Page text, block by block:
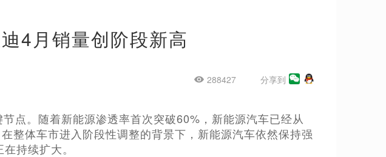
4月销量创阶段新高
288427 分享到
点。随着新能源渗透率首次突破60%，新能源汽车已经从
整体车市进入阶段性调整的背景下，新能源汽车依然保持强
持续扩大。